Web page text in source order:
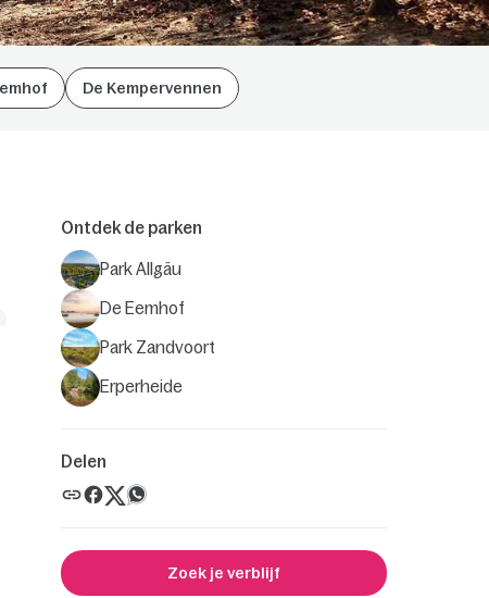
De Kempervennen
Ontdek de parken
Park Allgäu
De Eemhof
Park Zandvoort
Erperheide
Delen
Zoek je verblijf